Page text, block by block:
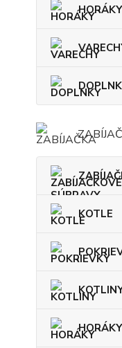
HORÁKY
KOTLE
HORÁKY